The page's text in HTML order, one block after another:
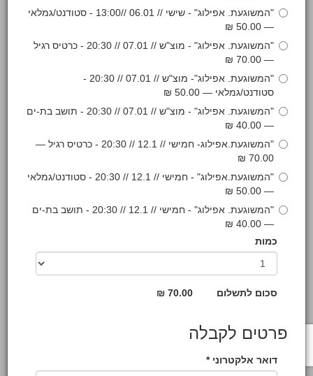
"המשוגעת. אפילוג" - שישי // 06.01 //13:00 - סטודנט/גמלאי
— 50.00 ₪
"המשוגעת. אפילוג" - מוצ"ש // 07.01 // 20:30 - כרטיס רגיל
— 70.00 ₪
"המשוגעת. אפילוג"- מוצ"ש // 07.01 // 20:30 -
סטודנט/גמלאי — 50.00 ₪
"המשוגעת. אפילוג" - מוצ"ש // 07.01 // 20:30 - תושב בת-ים
— 40.00 ₪
"המשוגעת.אפילוג- חמישי // 12.1 // 20:30 - כרטיס רגיל —
70.00 ₪
"המשוגעת.אפילוג" - חמישי // 12.1 // 20:30 - סטודנט/גמלאי
— 50.00 ₪
"המשוגעת. אפילוג" - חמישי // 12.1 // 20:30 - תושב בת-ים
— 40.00 ₪
כמות
סכום לתשלום 70.00 ₪
פרטים לקבלה
דואר אלקטרוני *